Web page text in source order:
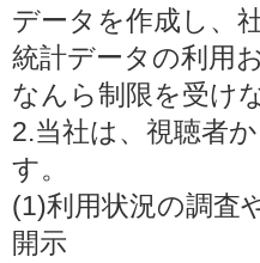
データを作成し、
統計データの利用
なんら制限を受け
2.当社は、視聴者
す。
(1)利用状況の調査
開示